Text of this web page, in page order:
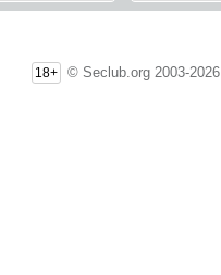
18+ © Seclub.org 2003-2026